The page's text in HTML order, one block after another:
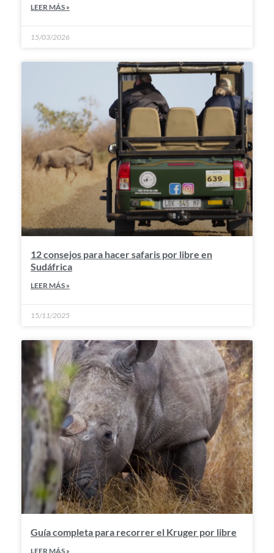
LEER MÁS »
15/03/2026
12 consejos para hacer safaris por libre en
Sudáfrica
LEER MÁS »
15/11/2025
Guía completa para recorrer el Kruger por libre
LEER MÁS »